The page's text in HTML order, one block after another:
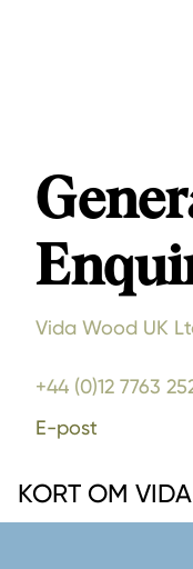
Vida Wood UK
+44 (0)12 7763
E-post
KORT OM VIDA